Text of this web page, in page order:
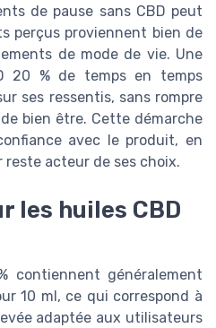
de pause sans CBD peut
perçus proviennent bien de
de mode de vie. Une
20 % de temps en temps
ses ressentis, sans rompre
bien être. Cette démarche
avec le produit, en
acteur de ses choix.
les huiles CBD
contiennent généralement
10 ml, ce qui correspond à
adaptée aux utilisateurs